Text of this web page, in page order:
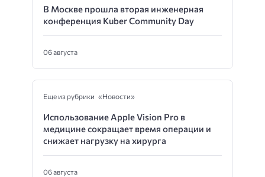
В Москве прошла вторая инженерная
конференция Kuber Community Day
06 августа
Еще из рубрики «Новости»
Использование Apple Vision Pro в
медицине сокращает время операции и
снижает нагрузку на хирурга
06 августа